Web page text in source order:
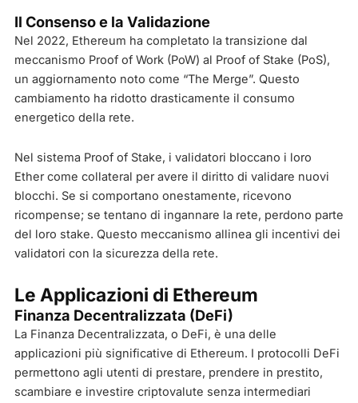
Il Consenso e la Validazione
Nel 2022, Ethereum ha completato la transizione dal
meccanismo Proof of Work (PoW) al Proof of Stake (PoS),
un aggiornamento noto come “The Merge”. Questo
cambiamento ha ridotto drasticamente il consumo
energetico della rete.
Nel sistema Proof of Stake, i validatori bloccano i loro
Ether come collateral per avere il diritto di validare nuovi
blocchi. Se si comportano onestamente, ricevono
ricompense; se tentano di ingannare la rete, perdono parte
del loro stake. Questo meccanismo allinea gli incentivi dei
validatori con la sicurezza della rete.
Le Applicazioni di Ethereum
Finanza Decentralizzata (DeFi)
La Finanza Decentralizzata, o DeFi, è una delle
applicazioni più significative di Ethereum. I protocolli DeFi
permettono agli utenti di prestare, prendere in prestito,
scambiare e investire criptovalute senza intermediari